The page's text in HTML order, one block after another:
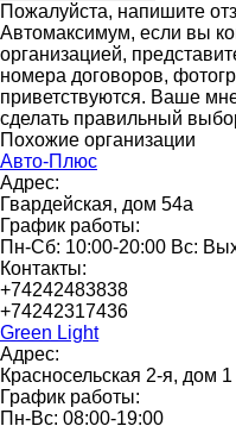
Пожалуйста, напишите
Автомаксимум, если вы
организацией,
номера договоров,
приветствуются. Ваше
сделать правильный
Похожие организации
Авто-Плюс
Адрес:
Гвардейская, дом 54а
График работы:
Пн-Сб: 10:00-20:00 Вс:
Контакты:
+74242483838
+74242317436
Green Light
Адрес:
Красносельская 2-я, дом 1
График работы:
Пн-Вс: 08:00-19:00